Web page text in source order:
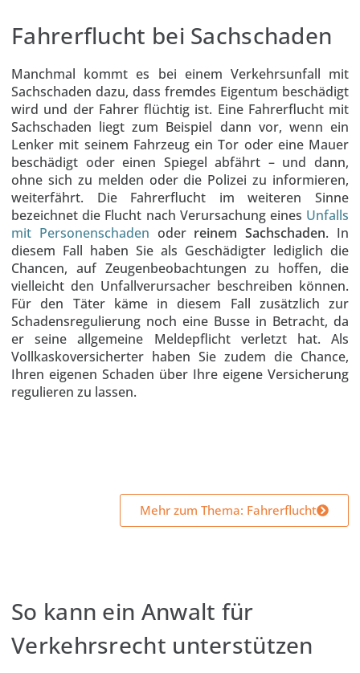
Fahrerflucht bei Sachschaden
Manchmal kommt es bei einem Verkehrsunfall mit
Sachschaden dazu, dass fremdes Eigentum beschädigt
wird und der Fahrer flüchtig ist. Eine Fahrerflucht mit
Sachschaden liegt zum Beispiel dann vor, wenn ein
Lenker mit seinem Fahrzeug ein Tor oder eine Mauer
beschädigt oder einen Spiegel abfährt – und dann,
ohne sich zu melden oder die Polizei zu informieren,
weiterfährt. Die Fahrerflucht im weiteren Sinne
bezeichnet die Flucht nach Verursachung eines Unfalls
mit Personenschaden oderreinem Sachschaden. In
diesem Fall haben Sie als Geschädigter lediglich die
Chancen, auf Zeugenbeobachtungen zu hoffen, die
vielleicht den Unfallverursacher beschreiben können.
Für den Täter käme in diesem Fall zusätzlich zur
Schadensregulierung noch eine Busse in Betracht, da
er seine allgemeine Meldepflicht verletzt hat. Als
Vollkaskoversicherter haben Sie zudem die Chance,
Ihren eigenen Schaden über Ihre eigene Versicherung
regulieren zu lassen.
Mehr zum Thema: Fahrerflucht
So kann ein Anwalt für
Verkehrsrecht unterstützen